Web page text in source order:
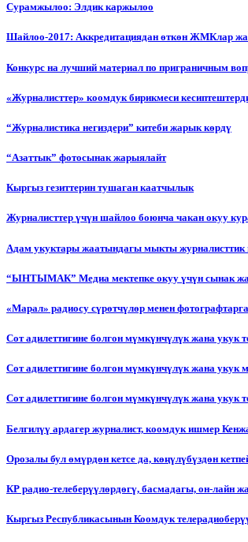
Сурамжылоо: Элдик каржылоо
Шайлоо-2017: Аккредитациядан өткөн ЖМКлар
Конкурс на лучший материал по приграничным
«Журналисттер» коомдук бирикмеси
“Журналистика негиздери” китеби жарык көрдү
“Азаттык” фотосынак жарыялайт
Кыргыз гезиттерин тушаган каатчылык
Журналисттер үчүн шайлоо боюнча чакан окуу
Адам укуктары жаатындагы мыкты журналисттик
“ЫНТЫМАК” Медиа мектепке окуу үчүн сынак
«Марал» радиосу сүрөтчүлөр менен
Сот адилеттигине болгон мүмкүнчүлүк жана
Сот адилеттигине болгон мүмкүнчүлүк жана
Сот адилеттигине болгон мүмкүнчүлүк жана
Белгилүү ардагер журналист, коомдук ишмер
Орозалы бул өмүрдөн кетсе да, көңүлүбүздөн
КР радио-телеберүүлөрдөгү, басмадагы, он-лайн
Кыргыз Республикасынын Коомдук